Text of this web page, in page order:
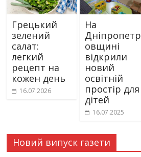
Грецький
зелений
салат:
легкий
рецепт на
кожен день
16.07.2026
На
Дніпропетр
овщині
відкрили
новий
освітній
простір для
дітей
16.07.2025
Новий випуск газети